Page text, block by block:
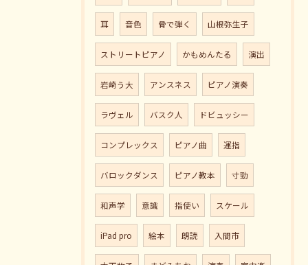
耳 音色 骨で弾く 山根弥生子
ストリートピアノ かもめんたる 演出
岩崎う大 アンスネス ピアノ演奏
ラヴェル バスク人 ドビュッシー
コンプレックス ピアノ曲 運指
バロックダンス ピアノ教本 寸勁
和声学 意識 指使い スケール
iPad pro 絵本 朗読 入間市